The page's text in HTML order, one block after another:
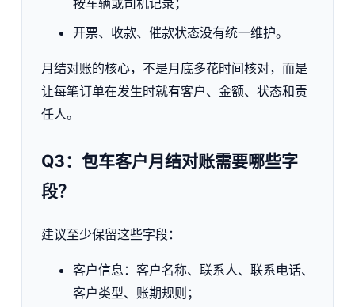
按车辆或司机记录；
开票、收款、催款状态没有统一维护。
月结对账的核心，不是月底多花时间核对，而是
让每笔订单在发生时就有客户、金额、状态和责
任人。
Q3：包车客户月结对账需要哪些字
段？
建议至少保留这些字段：
客户信息：客户名称、联系人、联系电话、
客户类型、账期规则；